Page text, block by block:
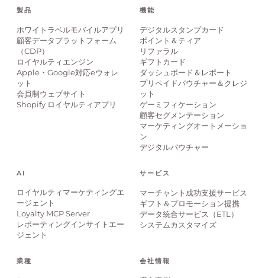
製品
ホワイトラベルモバイルアプリ
顧客データプラットフォーム
（CDP）
ロイヤルティエンジン
Apple・Google対応eウォレ
ット
会員制ウェブサイト
Shopify ロイヤルティアプリ
機能
デジタルスタンプカード
ポイント＆ティア
リファラル
ギフトカード
ダッシュボード＆レポート
プリペイドバウチャー＆クレジ
ット
ゲーミフィケーション
顧客セグメンテーション
マーケティングオートメーショ
ン
デジタルバウチャー
AI
ロイヤルティマーケティングエ
ージェント
Loyalty MCP Server
レポーティングインサイトエー
ジェント
サービス
マーチャント成功支援サービス
ギフト＆プロモーション提携
データ統合サービス（ETL）
システムカスタマイズ
業種 会社情報